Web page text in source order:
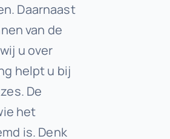
Daarnaast
van de
u over
helpt u bij
De
het
is. Denk